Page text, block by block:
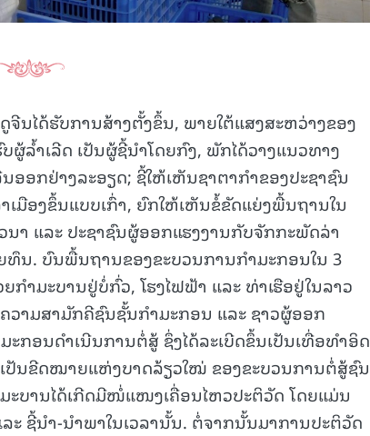
ໄດ້ຮັບການສ້າງຕັ້ງຂຶ້ນ, ພາຍໃຕ້ແສງສະຫວ່າງຂອງ
ລໍ້າເລີດ ເປັນຜູ້ຊີ້ນໍາໂດຍກົງ, ພັກໄດ້ວາງແນວທາງ
ອກຢ່າງລະອຽດ; ຊີ້ໃຫ້ເຫັນຊາຕາກໍາຂອງປະຊາຊົນ
ມືອງຂຶ້ນແບບເກົ່າ, ຍົກໃຫ້ເຫັນຂໍ້ຂັດແຍ່ງພື້ນຖານໃນ
າ ແລະ ປະຊາຊົນຜູ້ອອກແຮງງານກັບຈັກກະພັດລ່າ
ທຶນ. ບົນພື້ນຖານຂອງຂະບວນການກໍາມະກອນໃນ 3
າມະບານຢູ່ບໍ່ກົ່ວ, ໂຮງໄຟຟ້າ ແລະ ທ່າເຮືອຢູ່ໃນລາວ
ວາມສາມັກຄີຊົນຊັ້ນກຳມະກອນ ແລະ ຊາວຜູ້ອອກ
ກອນດໍາເນີນການຕໍ່ສູ້ ຊຶ່ງໄດ້ລະເບີດຂຶ້ນເປັນເທື່ອທໍາອິດ
ປັນຂີດໝາຍແຫ່ງບາດລ້ຽວໃໝ່ ຂອງຂະບວນການຕໍ່ສູ້ຊົນ
ບານໄດ້ເກີດມີໜໍ່ແໜງເຄື່ອນໄຫວປະຕິວັດ ໂດຍແມ່ນ
ຊີ້ນໍາ-ນໍາພາໃນເວລານັ້ນ. ຕໍ່ຈາກນັ້ນມາການປະຕິວັດ